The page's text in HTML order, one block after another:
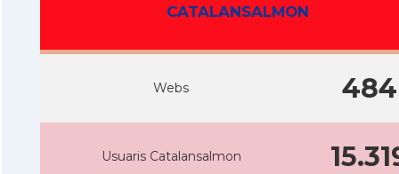
CATALANSALMON
Webs 484
Usuaris Catalansalmon